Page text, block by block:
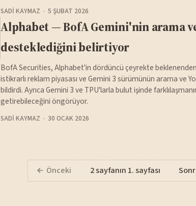
SADI KAYMAZ 5 ŞUBAT 2026
Alphabet — BofA Gemini'nin arama
desteklediğini belirtiyor
BofA Securities, Alphabet'in dördüncü çeyrekte
istikrarlı reklam piyasası ve Gemini 3 sürümünün arama ve
bildirdi. Ayrıca Gemini 3 ve TPU'larla bulut işinde
getirebileceğini öngörüyor.
SADI KAYMAZ 30 OCAK 2026
Önceki 2 sayfanın 1. sayfası